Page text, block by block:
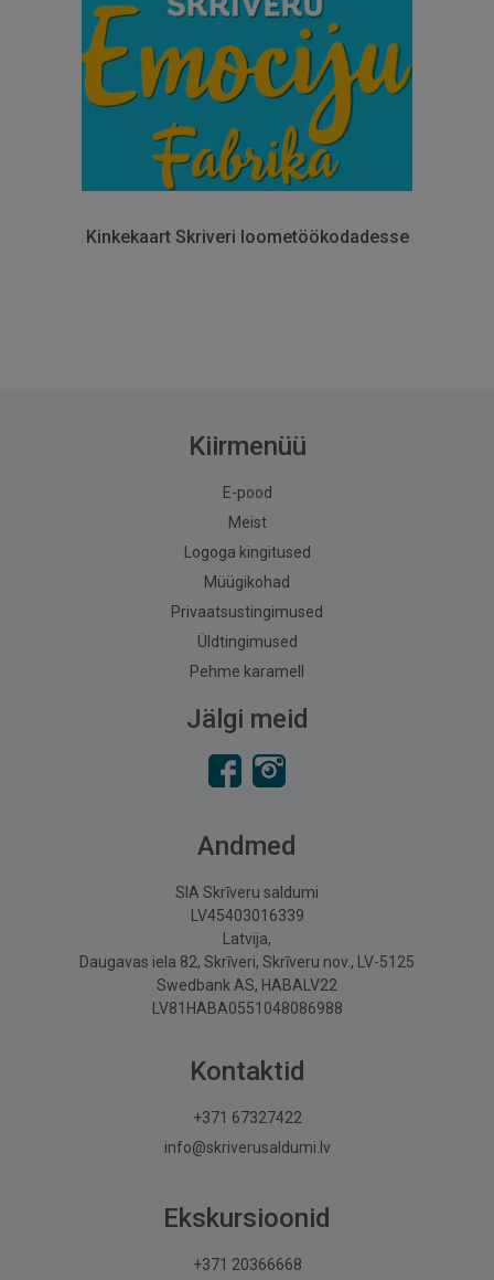
Kinkekaart Skriveri loometöökodadesse
Kiirmenüü
E-pood
Meist
Logoga kingitused
Müügikohad
Privaatsustingimused
Üldtingimused
Pehme karamell
Jälgi meid
Andmed
SIA Skrīveru saldumi
LV45403016339
Latvija,
Daugavas iela 82, Skrīveri, Skrīveru nov., LV-5125
Swedbank AS, HABALV22
LV81HABA0551048086988
Kontaktid
+371 67327422
info@skriverusaldumi.lv
Ekskursioonid
+371 20366668